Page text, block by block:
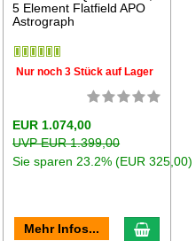
5 Element Flatfield APO
Astrograph
Nur noch 3 Stück auf Lager
EUR 1.074,00
UVP EUR 1.399,00
Sie sparen 23.2% (EUR 325,00)
Mehr Infos...